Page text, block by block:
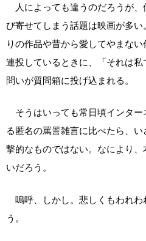
人によっても違うのだろうが
び寄せてしまう話題は映画が多
りの作品や昔から愛してやまな
連投しているときに、「それは
問いが質問箱に投げ込まれる。
そうはいっても常日頃インター
る匿名の罵詈雑言に比べたら、
撃的なものではない。なにより
いだろう。
嗚呼、しかし。悲しくもわれわ
う。